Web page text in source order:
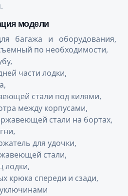
модели
багажа и оборудования,
по необходимости,
части лодки,
стали под килями,
между корпусами,
стали на бортах,
для удочки,
стали,
лодки,
крюка спереди и сзади,